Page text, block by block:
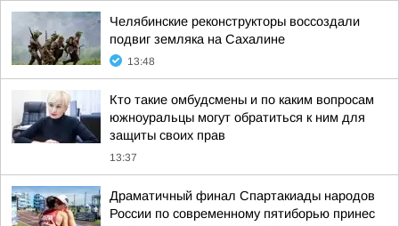
Челябинские реконструкторы воссоздали
подвиг земляка на Сахалине
13:48
Кто такие омбудсмены и по каким вопросам
южноуральцы могут обратиться к ним для
защиты своих прав
13:37
Драматичный финал Спартакиады народов
России по современному пятиборью принес